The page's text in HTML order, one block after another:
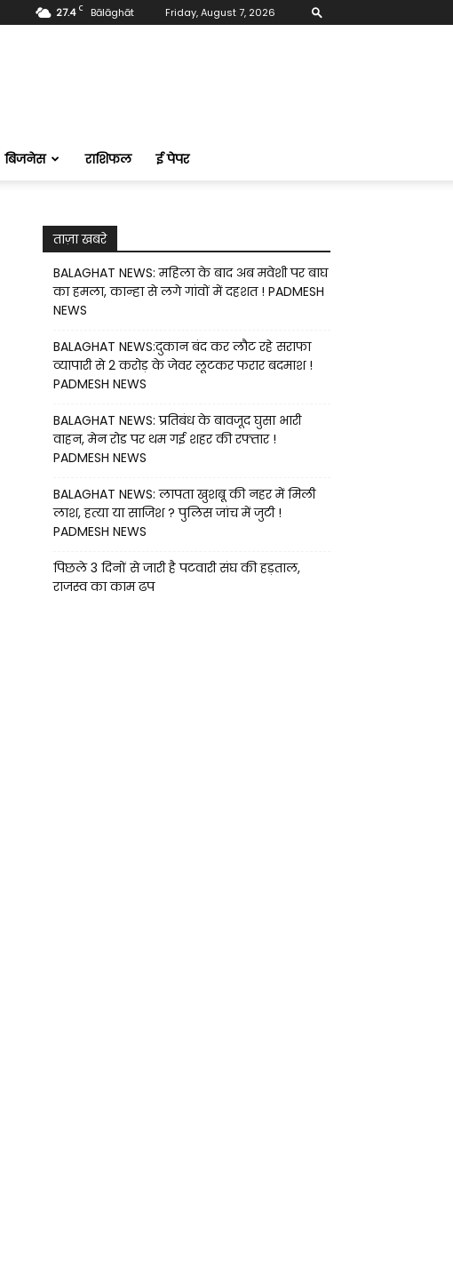
27.4 C Bālāghāt Friday, August 7, 2026
बिजनेस राशिफल ई पेपर
ताज़ा खबरे
BALAGHAT NEWS: महिला के बाद अब मवेशी पर बाघ
का हमला, कान्हा से लगे गांवों में दहशत ! PADMESH
NEWS
BALAGHAT NEWS:दुकान बंद कर लौट रहे सराफा
व्यापारी से 2 करोड़ के जेवर लूटकर फरार बदमाश !
PADMESH NEWS
BALAGHAT NEWS: प्रतिबंध के बावजूद घुसा भारी
वाहन, मेन रोड पर थम गई शहर की रफ्तार !
PADMESH NEWS
BALAGHAT NEWS: लापता खुशबू की नहर में मिली
लाश, हत्या या साजिश ? पुलिस जांच में जुटी !
PADMESH NEWS
पिछले 3 दिनों से जारी है पटवारी संघ की हड़ताल,
राजस्व का काम ढप